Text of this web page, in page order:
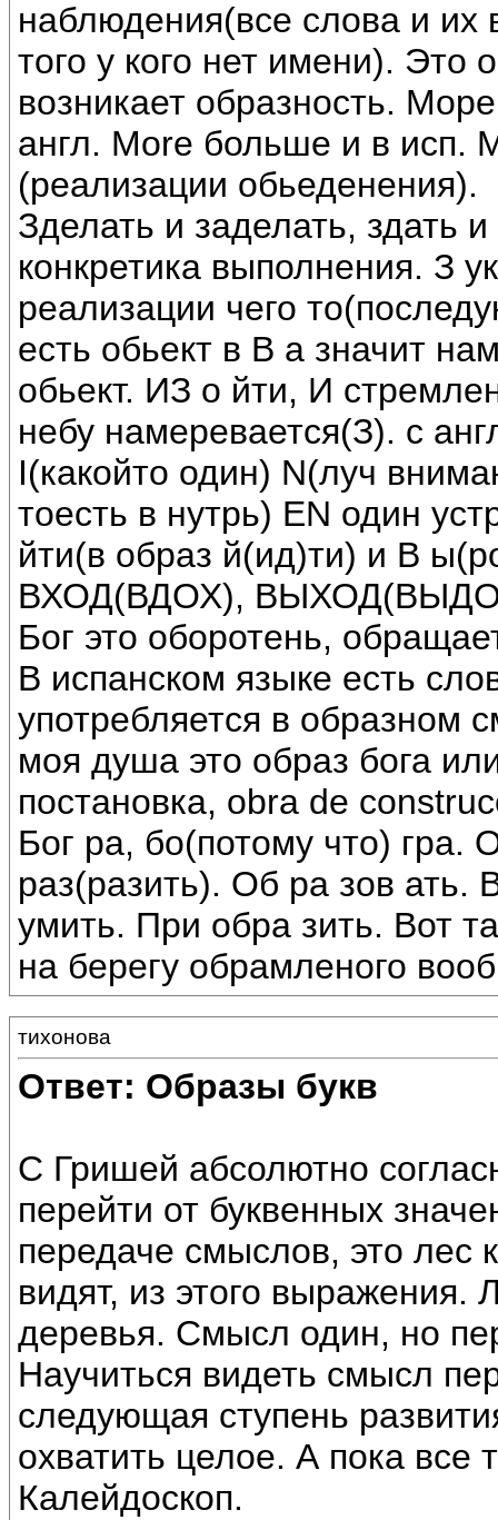
наблюдения(все слова и
того у кого нет имени). Это
возникает образность.
англ. More больше и в исп.
(реализации обьеденения).
Зделать и заделать, здать
конкретика выполнения. З
реализации чего
есть обьект в В а значит
обьект. ИЗ о йти, И
небу намеревается(З). с
I(какойто один) N(луч
тоесть в нутрь) EN один
йти(в образ й(ид)ти) и В
ВХОД(ВДОХ),
Бог это оборотень,
В испанском языке есть
употребляется в образном
моя душа это образ бога
постановка, obra de
Бог ра, бо(потому что) гра.
раз(разить). Об ра зов
умить. При обра зить. Вот
на берегу обрамленого
тихонова
Ответ: Образы букв
С Гришей абсолютно
перейти от буквенных
передаче смыслов, это лес
видят, из этого
деревья. Смысл один, но
Научиться видеть смысл
следующая ступень
охватить целое. А пока все
Калейдоскоп.